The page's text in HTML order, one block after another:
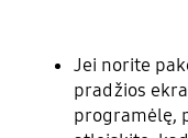
Jei norite
pradžios
programėlę,